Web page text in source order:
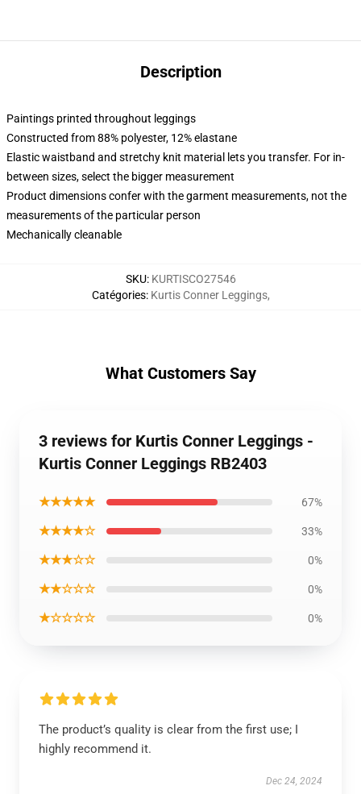
Description
Paintings printed throughout leggings
Constructed from 88% polyester, 12% elastane
Elastic waistband and stretchy knit material lets you transfer. For in-
between sizes, select the bigger measurement
Product dimensions confer with the garment measurements, not the
measurements of the particular person
Mechanically cleanable
SKU: KURTISCO27546
Catégories: Kurtis Conner Leggings,
What Customers Say
3 reviews for Kurtis Conner Leggings -
Kurtis Conner Leggings RB2403
★★★★★ 67%
★★★★☆ 33%
★★★☆☆ 0%
★★☆☆☆ 0%
★☆☆☆☆ 0%
The product’s quality is clear from the first use; I
highly recommend it.
Dec 24, 2024